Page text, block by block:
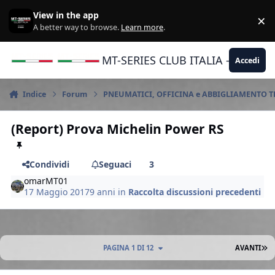
View in the app
A better way to browse. Learn more. ×
MT-SERIES CLUB ITALIA -Accedi
Indice Forum PNEUMATICI, OFFICINA e ABBIGLIAMENTO
(Report) Prova Michelin Power RS
Condividi Seguaci
3
omarMT01
17 Maggio 20179 anni in Raccolta discussioni precedenti
AVANTI
PAGINA 1 DI 12